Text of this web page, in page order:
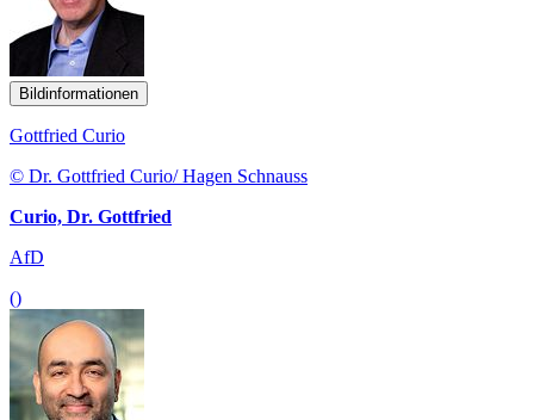
Bildinformationen
Gottfried Curio
© Dr. Gottfried Curio/ Hagen Schnauss
Curio, Dr. Gottfried
AfD
()